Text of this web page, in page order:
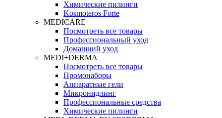
Химические пилинги
Kosmoteros Forte
MEDICARE
Посмотреть все товары
Профессиональный уход
Домашний уход
MEDI+DERMA
Посмотреть все товары
Промонаборы
Аппаратные гели
Микронидлинг
Профессиональные средства
Химические пилинги